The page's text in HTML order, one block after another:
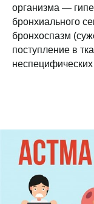
организма —
бронхиального
бронхоспазм
поступление в